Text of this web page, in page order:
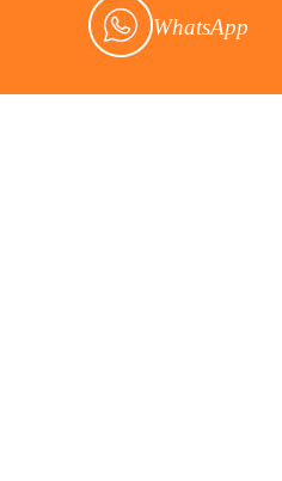
WhatsApp